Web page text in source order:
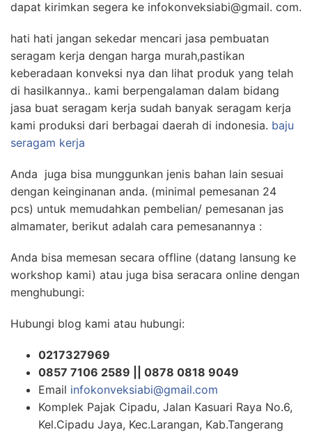
dapat kirimkan segera ke infokonveksiabi@gmail. com.
hati hati jangan sekedar mencari jasa pembuatan
seragam kerja dengan harga murah,pastikan
keberadaan konveksi nya dan lihat produk yang telah
di hasilkannya.. kami berpengalaman dalam bidang
jasa buat seragam kerja sudah banyak seragam kerja
kami produksi dari berbagai daerah di indonesia. baju
seragam kerja
Anda juga bisa munggunkan jenis bahan lain sesuai
dengan keinginanan anda. (minimal pemesanan 24
pcs) untuk memudahkan pembelian/ pemesanan jas
almamater, berikut adalah cara pemesanannya :
Anda bisa memesan secara offline (datang lansung ke
workshop kami) atau juga bisa seracara online dengan
menghubungi:
Hubungi blog kami atau hubungi:
0217327969
0857 7106 2589 || 0878 0818 9049
Email infokonveksiabi@gmail.com
Komplek Pajak Cipadu, Jalan Kasuari Raya No.6,
Kel.Cipadu Jaya, Kec.Larangan, Kab.Tangerang